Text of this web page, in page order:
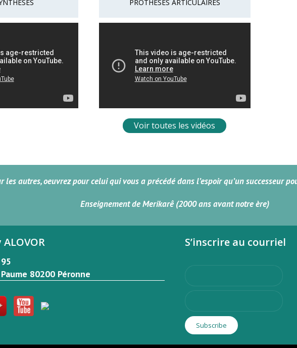
PROTHESES ARTICULAIRES
Voir toutes les vidéos
les autres, oeuvrez pour celui qui vous a précédé dans l’espoir qu’un successeur
Enseignement de Merikarê (2000 ans avant notre ère)
80200 Péronne
S’inscrire au courriel